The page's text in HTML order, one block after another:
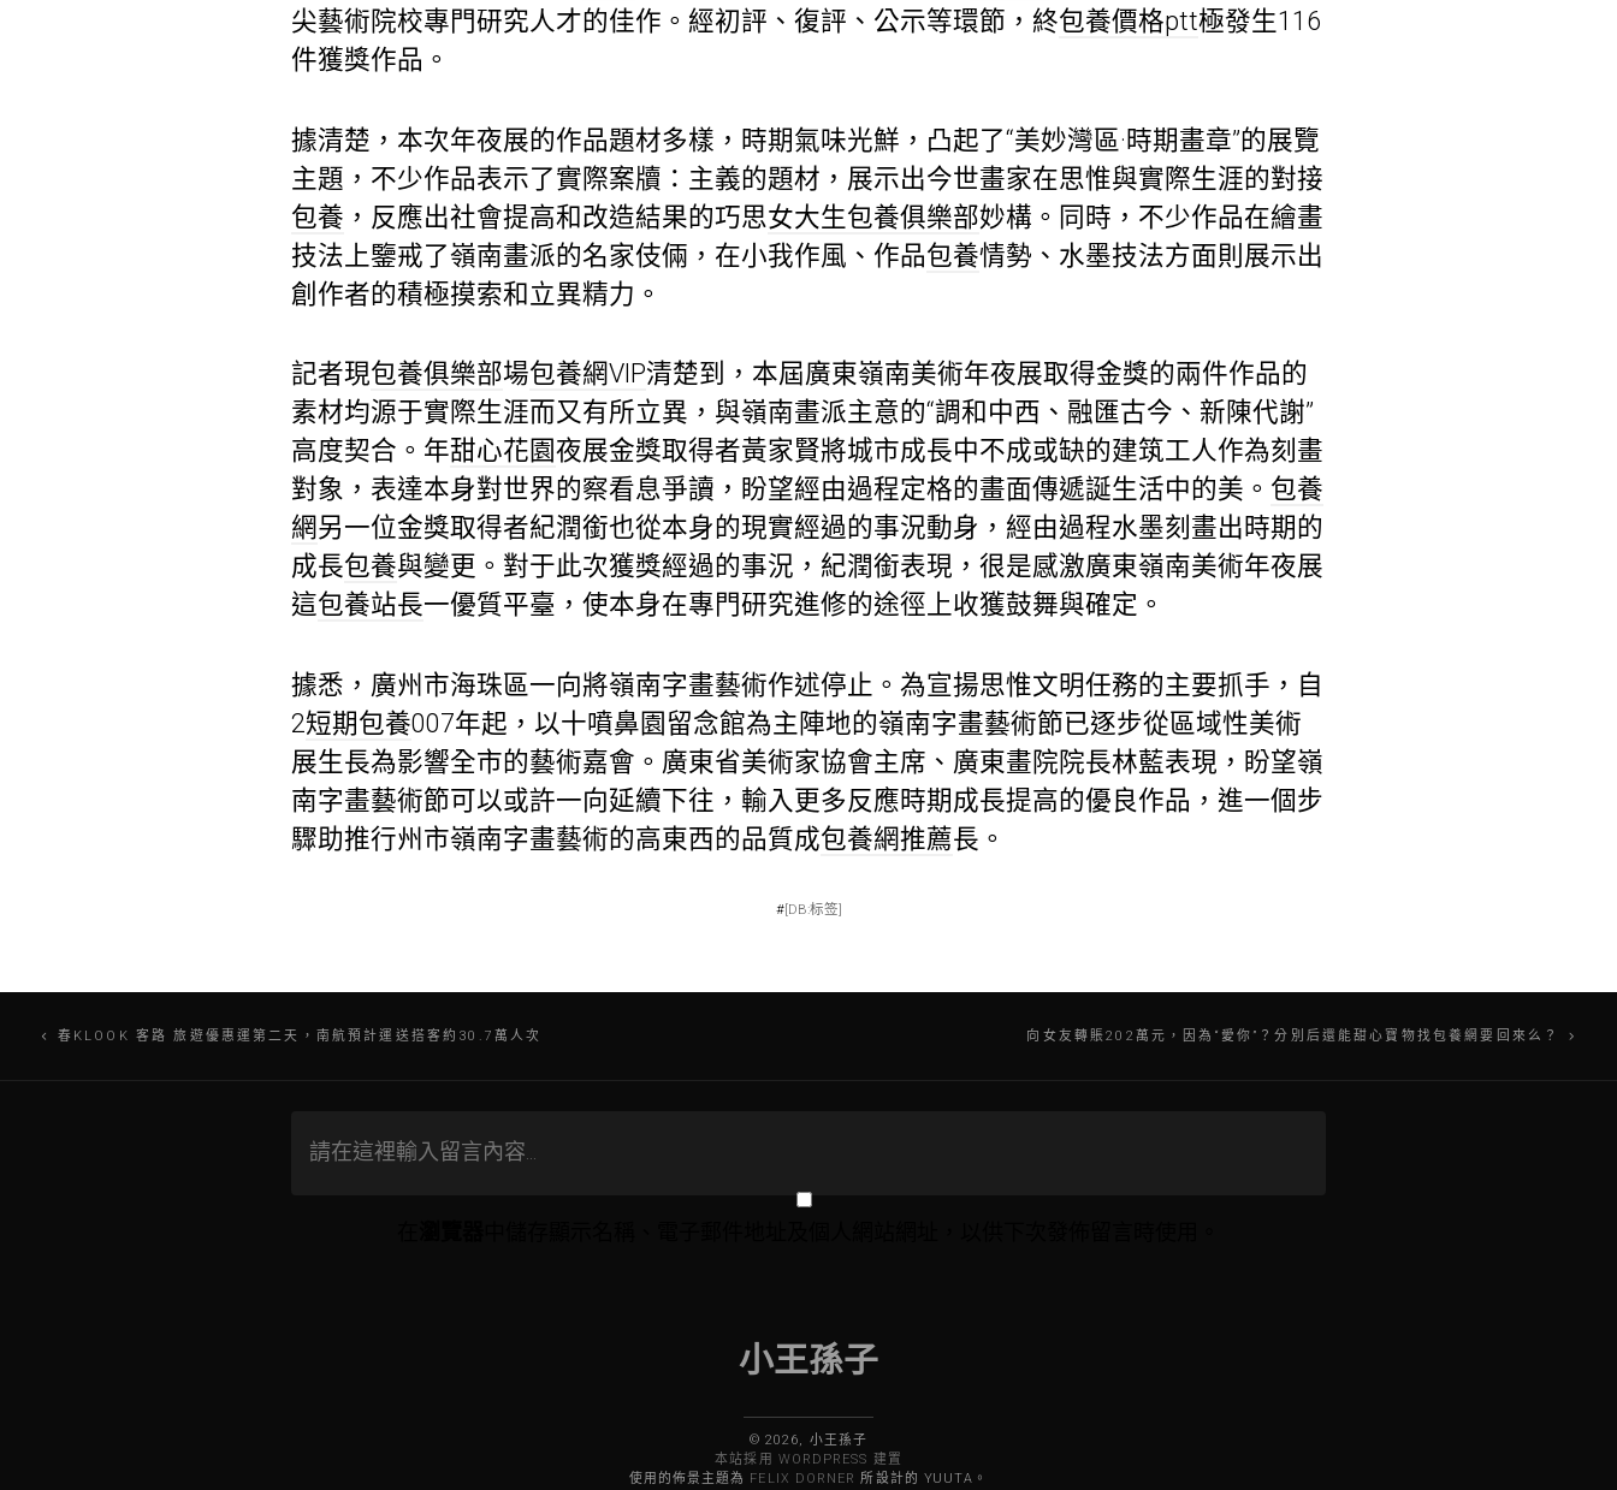
尖藝術院校專門研究人才的佳作。經初評、復評、公示等環節，終包養價格ptt極發生116
件獲獎作品。
據清楚，本次年夜展的作品題材多樣，時期氣味光鮮，凸起了“美妙灣區·時期畫章”的展覽
主題，不少作品表示了實際案牘：主義的題材，展示出今世畫家在思惟與實際生涯的對接
包養 ，反應出社會提高和改造結果的巧思女大生包養俱樂部妙構。同時，不少作品在繪畫
技法上鑒戒了嶺南畫派的名家伎倆，在小我作風、作品包養情勢、水墨技法方面則展示出
創作者的積極摸索和立異精力。
記者現包養俱樂部場包養網VIP清楚到，本屆廣東嶺南美術年夜展取得金獎的兩件作品的
素材均源于實際生涯而又有所立異，與嶺南畫派主意的“調和中西、融匯古今、新陳代謝”
高度契合。年甜心花園夜展金獎取得者黃家賢將城市成長中不成或缺的建筑工人作為刻畫
對象，表達本身對世界的察看息爭讀，盼望經由過程定格的畫面傳遞誕生活中的美。 包養
網另一位金獎取得者紀潤銜也從本身的現實經過的事況動身，經由過程水墨刻畫出時期的
成長包養與變更。對于此次獲獎經過的事況，紀潤銜表現，很是感激廣東嶺南美術年夜展
這包養站長一優質平臺，使本身在專門研究進修的途徑上收獲鼓舞與確定。
據悉，廣州市海珠區一向將嶺南字畫藝術作述停止。為宣揚思惟文明任務的主要抓手，自
2短期包養007年起，以十噴鼻園留念館為主陣地的嶺南字畫藝術節已逐步從區域性美術
展生長為影響全市的藝術嘉會。廣東省美術家協會主席、廣東畫院院長林藍表現，盼望嶺
南字畫藝術節可以或許一向延續下往，輸入更多反應時期成長提高的優良作品，進一個步
驟助推行州市嶺南字畫藝術的高東西的品質成包養網推薦長。
#[DB:标签]
文春KLOOK 客路 旅遊優惠運第二天，南航預計運送搭客約30.7萬人次 向女友轉賬202萬元，因為“愛你”？分別后還能甜心寶物找包養網要回來么？
小王孫子
© 2026, 小王孫子
本站採用 WORDPRESS 建置
使用的佈景主題為 FELIX DORNER 所設計的 YUUTA。